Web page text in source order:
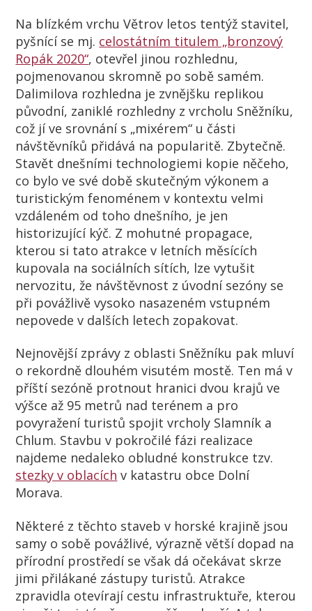
Na blízkém vrchu Větrov letos tentýž stavitel,
pyšnící se mj. celostátním titulem „bronzový
Ropák 2020“, otevřel jinou rozhlednu,
pojmenovanou skromně po sobě samém.
Dalimilova rozhledna je zvnějšku replikou
původní, zaniklé rozhledny z vrcholu Sněžníku,
což jí ve srovnání s „mixérem“ u části
návštěvníků přidává na popularitě. Zbytečně.
Stavět dnešními technologiemi kopie něčeho,
co bylo ve své době skutečným výkonem a
turistickým fenoménem v kontextu velmi
vzdáleném od toho dnešního, je jen
historizující kýč. Z mohutné propagace,
kterou si tato atrakce v letních měsících
kupovala na sociálních sítích, lze vytušit
nervozitu, že návštěvnost z úvodní sezóny se
při povážlivě vysoko nasazeném vstupném
nepovede v dalších letech zopakovat.
Nejnovější zprávy z oblasti Sněžníku pak mluví
o rekordně dlouhém visutém mostě. Ten má v
příští sezóně protnout hranici dvou krajů ve
výšce až 95 metrů nad terénem a pro
povyražení turistů spojit vrcholy Slamník a
Chlum. Stavbu v pokročilé fázi realizace
najdeme nedaleko obludné konstrukce tzv.
stezky v oblacích v katastru obce Dolní
Morava.
Některé z těchto staveb v horské krajině jsou
samy o sobě povážlivé, výrazně větší dopad na
přírodní prostředí se však dá očekávat skrze
jimi přilákané zástupy turistů. Atrakce
zpravidla otevírají cestu infrastruktuře, kterou